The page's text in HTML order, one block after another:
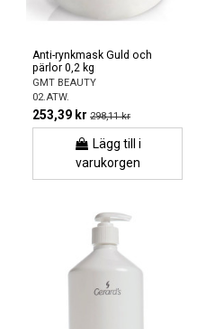
Anti-rynkmask Guld och
pärlor 0,2 kg
GMT BEAUTY
02.ATW.
253,39 kr 298,11 kr
Lägg till i
varukorgen